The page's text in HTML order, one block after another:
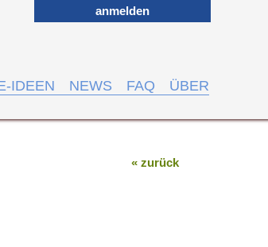
anmelden
ÜBER
FAQ
NEWS
IDEEN
« zurück